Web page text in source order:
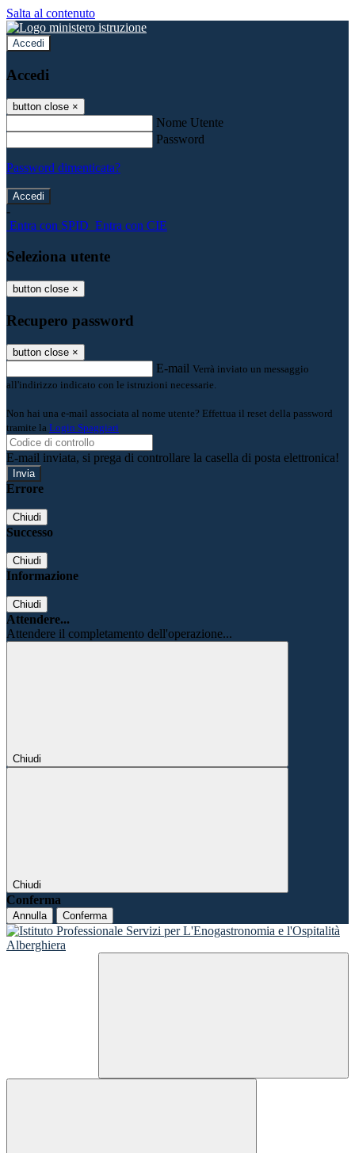
Salta al contenuto
Accedi
Accedi
button close ×
Nome Utente
Password
Password dimenticata?
-
Entra con SPID Entra con CIE
Seleziona utente
button close ×
Recupero password
button close ×
E-mail Verrà inviato un messaggio
all'indirizzo indicato con le istruzioni necessarie.
Non hai una e-mail associata al nome utente? Effettua il reset della password
tramite la Login Spaggiari
E-mail inviata, si prega di controllare la casella di posta elettronica!
Errore
Chiudi
Successo
Chiudi
Informazione
Chiudi
Attendere...
Attendere il completamento dell'operazione...
Chiudi
Chiudi
Conferma
Annulla Conferma